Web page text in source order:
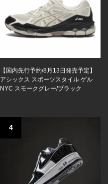
【国内先行予約/8月13日発売予定】
アシックス スポーツスタイル ゲル
NYC スモークグレー/ブラック
4